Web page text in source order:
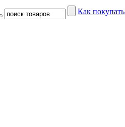
Как покупать